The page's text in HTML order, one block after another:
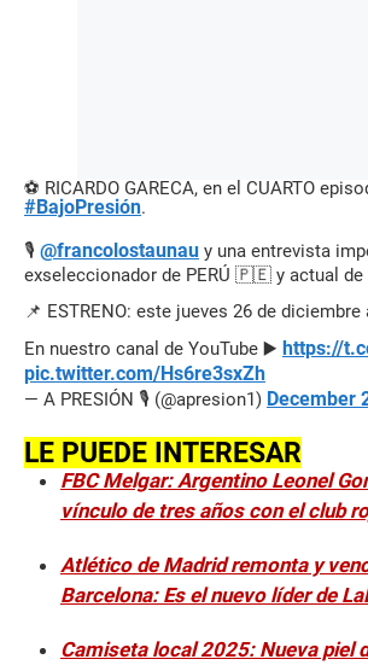
⚽️ RICARDO GARECA, en el CUARTO
#BajoPresión.
🎙️ @francolostaunau y una entrevista
exseleccionador de PERÚ 🇵🇪 y actual
📌 ESTRENO: este jueves 26 de diciembre
En nuestro canal de YouTube ▶️ https://
pic.twitter.com/Hs6re3sxZh
— A PRESIÓN 🎙️ (@apresion1) December
LE PUEDE INTERESAR
FBC Melgar: Argentino Leonel
vínculo de tres años con el club
Atlético de Madrid remonta y
Barcelona: Es el nuevo líder de
Camiseta local 2025: Nueva piel